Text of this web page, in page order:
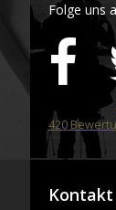
Folge uns
420
Kontakt